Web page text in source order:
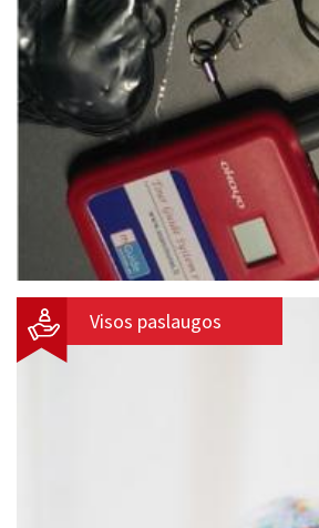
Visos paslaugos